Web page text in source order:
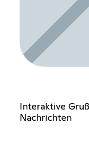
Interaktive
Nachrichten